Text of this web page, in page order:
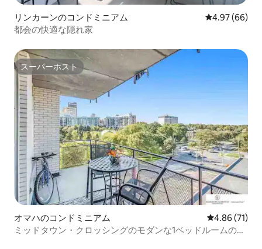
リンカーンのコンドミニアム レビュー66
4.97 (66)
都会の快適な隠れ家
スーパーホスト
スーパーホスト
オマハのコンドミニアム レビュー71
4.86 (71)
ミッドタウン・クロッシングのモダンな1ベッドルームのコ